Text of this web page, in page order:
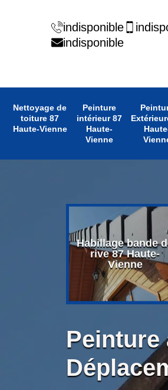
indisponible
indisponible
Nettoyage de
toiture 87
Haute-Vienne
Peinture
intérieur 87
Haute-
Vienne
Habillage bande
rive 87 Haute-
Vienne
Peinture